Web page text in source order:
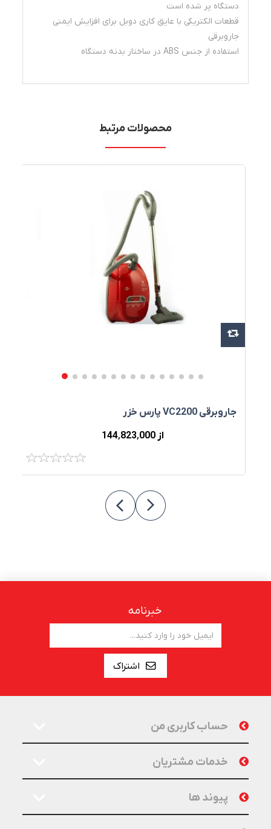
دستگاه پر شده است
قطعات الکتریکی با عایق کاری دوبل برای افزایش ایمنی
جاروبرقی
استفاده از جنس ABS در ساختار بدنه دستگاه
محصولات مرتبط
جاروبرقی VC2200 پارس خزر
از 144٬823٬000
خبرنامه
اشتراک
حساب کاربری من
خدمات مشتریان
پیوند ها